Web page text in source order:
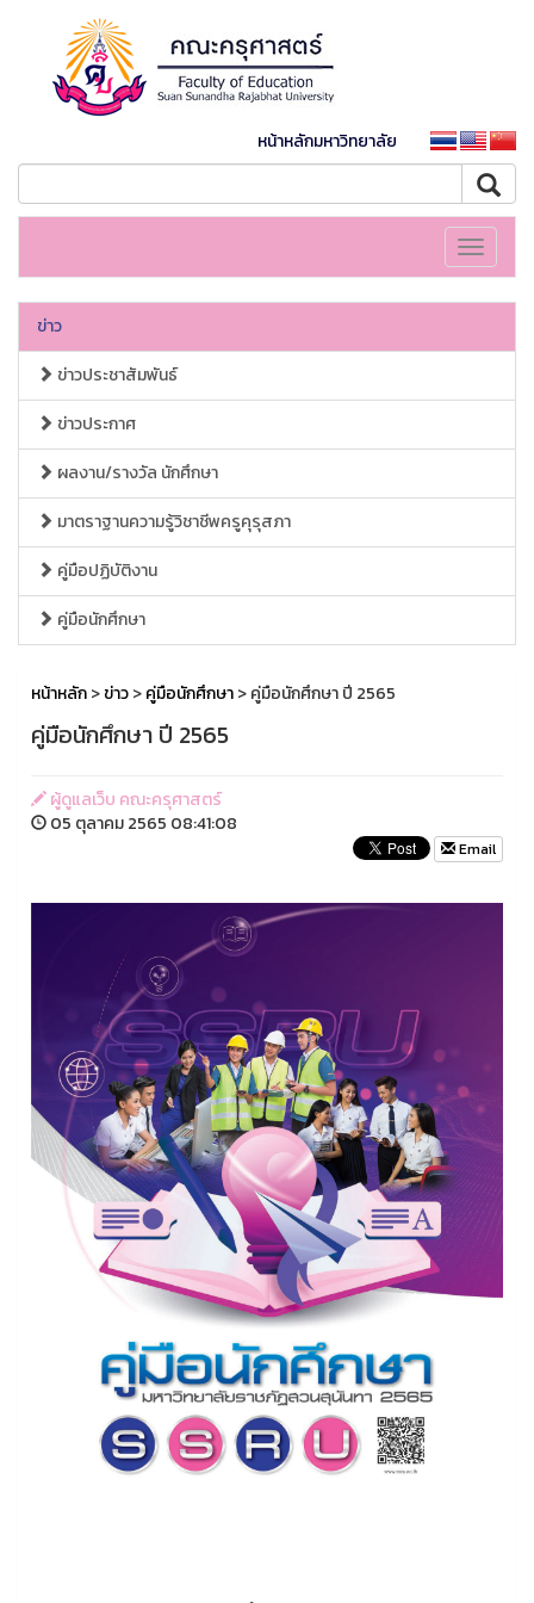
หน้าหลักมหาวิทยาลัย
Toggle
ข่าว
ข่าวประชาสัมพันธ์
ข่าวประกาศ
ผลงาน/รางวัล นักศึกษา
มาตราฐานความรู้วิชาชีพครูคุรุสภา
คู่มือปฏิบัติงาน
คู่มือนักศึกษา
หน้าหลัก>ข่าว>คู่มือนักศึกษา> คู่มือนักศึกษา ปี 2565
คู่มือนักศึกษา ปี 2565
ผู้ดูแลเว็บ คณะครุศาสตร์
05 ตุลาคม 2565 08:41:08
Email